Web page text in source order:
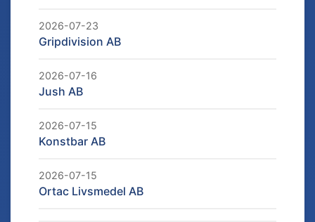
2026-07-23
Gripdivision AB
2026-07-16
Jush AB
2026-07-15
Konstbar AB
2026-07-15
Ortac Livsmedel AB